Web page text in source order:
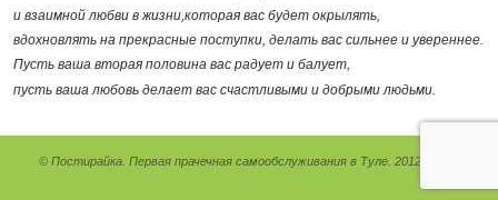
и взаимной любви в жизни,которая вас будет окрылять,
вдохновлять на прекрасные поступки, делать вас сильнее и увереннее.
Пусть ваша вторая половина вас радует и балует,
пусть ваша любовь делает вас счастливыми и добрыми людьми.
© Постирайка. Первая прачечная самообслуживания в Туле. 2012 - 2026